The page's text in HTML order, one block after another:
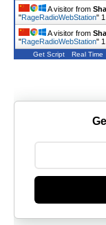
A visitor from
"RageRadioWebStation"
A visitor from
"RageRadioWebStation"
Get Script Real Time